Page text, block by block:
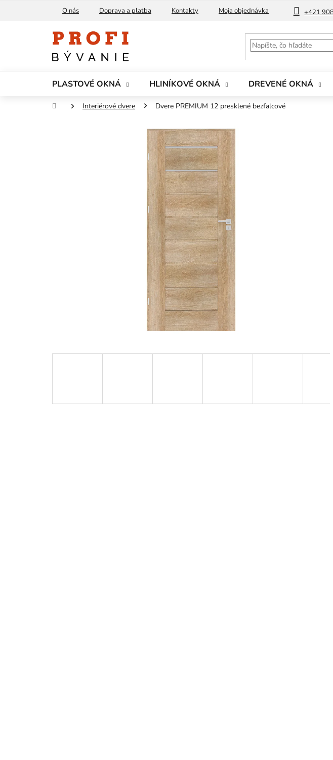
+421
O nás Doprava a platba Kontakty Moja objednávka Blog
PLASTOVÉ OKNÁ HLINÍKOVÉ OKNÁ DREVENÉ OKNÁ
DomovInteriérové dvere Dvere PREMIUM 12 presklené bezfalcové